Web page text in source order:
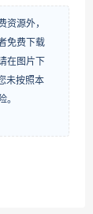
资源外，
免费下载
在图片下
未按照本
。